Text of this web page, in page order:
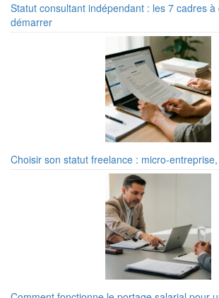
Statut consultant indépendant : les 7 cadres
démarrer
Choisir son statut freelance : micro-